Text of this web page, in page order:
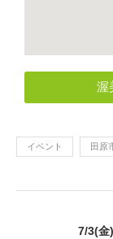
渥
イベント 田原
7/3(金